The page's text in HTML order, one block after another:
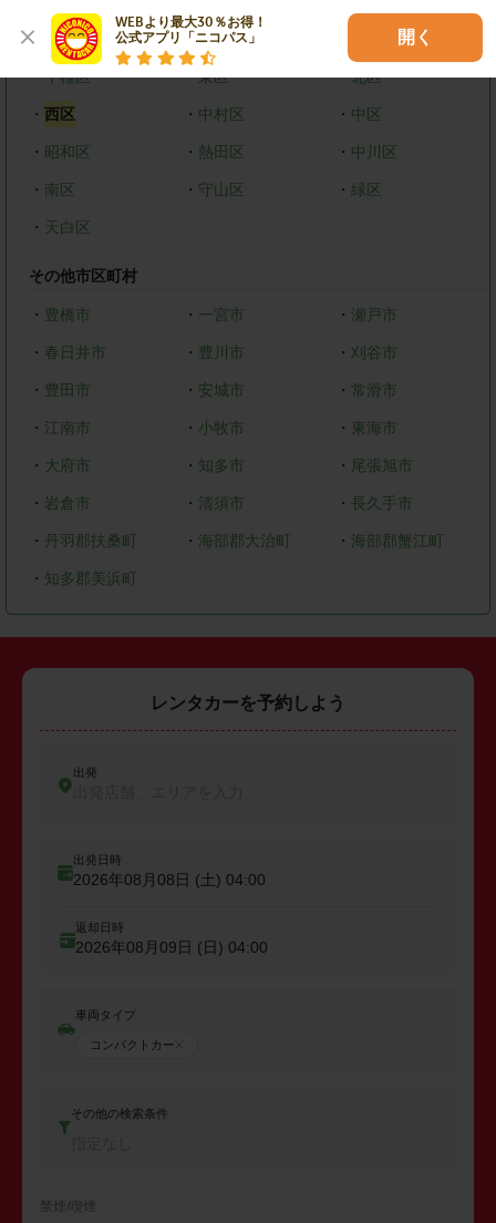
WEBより最大30％お得！
公式アプリ「ニコパス」
開く
名古屋市
・千種区 ・東区 ・北区
・ 西区 ・ 中村区 ・ 中区
・ 昭和区 ・ 熱田区 ・ 中川区
・ 南区 ・ 守山区 ・ 緑区
・ 天白区
その他市区町村
・ 豊橋市 ・ 一宮市 ・瀬戸市
・ 春日井市 ・ 豊川市 ・ 刈谷市
・ 豊田市 ・ 安城市 ・ 常滑市
・ 江南市 ・ 小牧市 ・ 東海市
・ 大府市 ・ 知多市 ・ 尾張旭市
・ 岩倉市 ・ 清須市 ・ 長久手市
・ 丹羽郡扶桑町 ・ 海部郡大治町 ・ 海部郡蟹江町
・ 知多郡美浜町
レンタカーを予約しよう
出発
出発日時
2026年08月08日 (土) 04:00
返却日時
2026年08月09日 (日) 04:00
車両タイプ
コンパクトカー
その他の検索条件
禁煙/喫煙